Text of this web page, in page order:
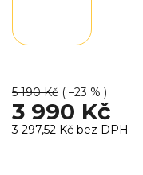
5 190 Kč ( –23 % )
3 990 Kč
3 297,52 Kč bez DPH
cena: